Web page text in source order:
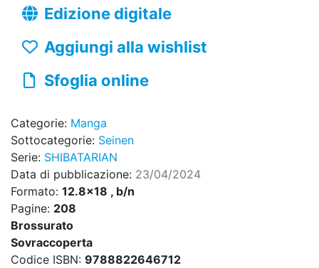
Edizione digitale
Aggiungi alla wishlist
Sfoglia online
Categorie: Manga
Sottocategorie: Seinen
Serie: SHIBATARIAN
Data di pubblicazione: 23/04/2024
Formato: 12.8x18 , b/n
Pagine: 208
Brossurato
Sovraccoperta
Codice ISBN: 9788822646712